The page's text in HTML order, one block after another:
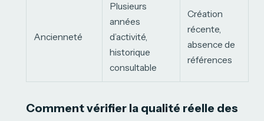
Ancienneté
Plusieurs
années
d’activité,
historique
consultable
Création
récente,
absence de
références
Comment vérifier la qualité réelle des